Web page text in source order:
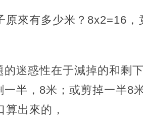
原來有多少米？8x2=16，
迷惑性在于減掉的和剩下
半，8米；或剪掉一半8
出來的，